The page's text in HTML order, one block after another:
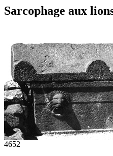
Sarcophage aux
4652